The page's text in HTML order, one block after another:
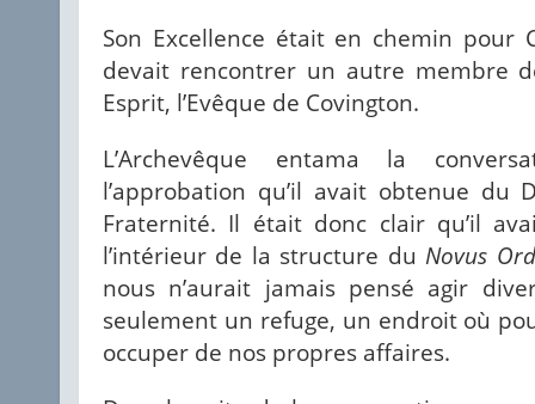
Son Excellence était en chemin pour
devait rencontrer un autre membre
Esprit, l’Evêque de Covington.
L’Archevêque entama la
l’approbation qu’il avait obtenue du
Fraternité. Il était donc clair qu’il
l’intérieur de la structure duNovus
nous n’aurait jamais pensé agir
seulement un refuge, un endroit où
occuper de nos propres affaires.